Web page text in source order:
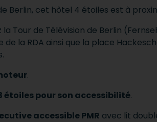
Berlin, cet hôtel 4 étoiles est à
Tour de Télévision de Berlin
la RDA ainsi que la place
.
étoiles pour son accessibilité.
accessible PMR avec lit